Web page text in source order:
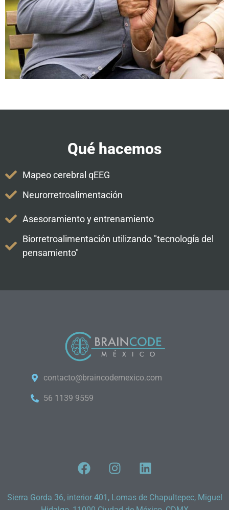
Qué hacemos
Mapeo cerebral qEEG
Neurorretroalimentación
Asesoramiento y entrenamiento
Biorretroalimentación utilizando "tecnología del
pensamiento"
contacto@braincodemexico.com
56 1139 9559
Sierra Gorda 36, interior 401, Lomas de Chapultepec, Miguel